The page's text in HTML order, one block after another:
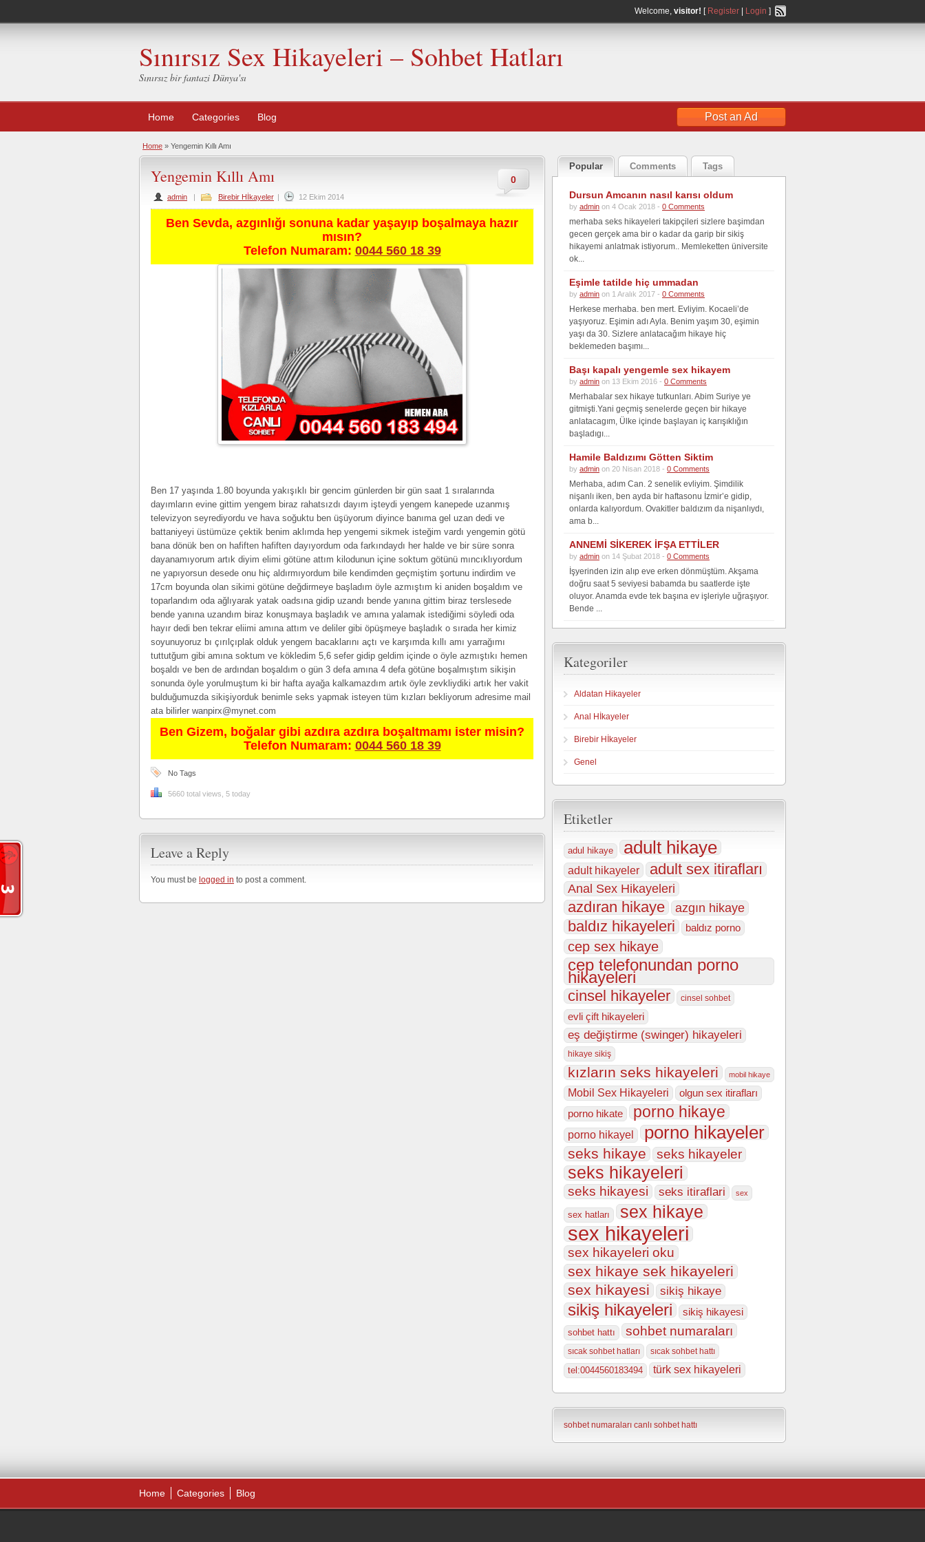
Welcome, visitor! [ Register Login ]
Sınırsız Sex Hikayeleri – Sohbet Hatları
Sınırsız bir fantazi Dünya'sı
Home Categories Blog Post an Ad
Home » Yengemin Kıllı Amı
0
Yengemin Kıllı Amı
admin | Birebir Hİkayeler | 12 Ekim 2014
Ben Sevda, azgınlığı sonuna kadar yaşayıp boşalmaya hazır
mısın?
Telefon Numaram: 0044 560 18 39
Ben 17 yaşında 1.80 boyunda yakışıklı bir gencim günlerden bir gün saat 1 sıralarında
dayımların evine gittim yengem biraz rahatsızdı dayım işteydi yengem kanepede uzanmış
televizyon seyrediyordu ve hava soğuktu ben üşüyorum diyince banıma gel uzan dedi ve
battaniyeyi üstümüze çektik benim aklımda hep yengemi sikmek isteğim vardı yengemin götü
bana dönük ben on hafiften hafiften dayıyordum oda farkındaydı her halde ve bir süre sonra
dayanamıyorum artık diyim elimi götüne attım kilodunun içine soktum götünü mıncıklıyordum
ne yapıyorsun desede onu hiç aldırmıyordum bile kendimden geçmiştim şortunu indirdim ve
17cm boyunda olan sikimi götüne değdirmeye başladım öyle azmıştım ki aniden boşaldım ve
toparlandım oda ağlıyarak yatak oadsına gidip uzandı bende yanına gittim biraz terslesede
bende yanına uzandım biraz konuşmaya başladık ve amına yalamak istediğimi söyledi oda
hayır dedi ben tekrar eliimi amına attım ve deliler gibi öpüşmeye başladık o sırada her kimiz
soyunuyoruz bı çırılçıplak olduk yengem bacaklarını açtı ve karşımda kıllı amı yarrağımı
tuttutğum gibi amına soktum ve kökledim 5,6 sefer gidip geldim içinde o öyle azmıştıkı hemen
boşaldı ve ben de ardından boşaldım o gün 3 defa amına 4 defa götüne boşalmıştım sikişin
sonunda öyle yorulmuştum ki bir hafta ayağa kalkamazdım artık öyle zevkliydiki artık her vakit
bulduğumuzda sikişiyorduk benimle seks yapmak isteyen tüm kızları bekliyorum adresime mail
ata bilirler wanpirx@mynet.com
Ben Gizem, boğalar gibi azdıra azdıra boşaltmamı ister misin?
Telefon Numaram: 0044 560 18 39
No Tags
5660 total views, 5 today
Leave a Reply
You must be logged in to post a comment.
Popular Comments Tags
Dursun Amcanın nasıl karısı oldum
by admin on 4 Ocak 2018 - 0 Comments
merhaba seks hikayeleri takipçileri sizlere başimdan
gecen gerçek ama bir o kadar da garip bir sikiş
hikayemi anlatmak istiyorum.. Memleketten üniversite
ok...
Eşimle tatilde hiç ummadan
by admin on 1 Aralık 2017 - 0 Comments
Herkese merhaba. ben mert. Evliyim. Kocaeli’de
yaşıyoruz. Eşimin adı Ayla. Benim yaşım 30, eşimin
yaşı da 30. Sizlere anlatacağım hikaye hiç
beklemeden başımı...
Başı kapalı yengemle sex hikayem
by admin on 13 Ekim 2016 - 0 Comments
Merhabalar sex hikaye tutkunları. Abim Suriye ye
gitmişti.Yani geçmiş senelerde geçen bir hikaye
anlatacagım, Ülke içinde başlayan iç karışıklığın
başladıgı...
Hamile Baldızımı Götten Siktim
by admin on 20 Nisan 2018 - 0 Comments
Merhaba, adım Can. 2 senelik evliyim. Şimdilik
nişanlı iken, ben ayda bir haftasonu İzmir’e gidip,
onlarda kalıyordum. Ovakitler baldızım da nişanlıydı,
ama b...
ANNEMİ SİKEREK İFŞA ETTİLER
by admin on 14 Şubat 2018 - 0 Comments
İşyerinden izin alıp eve erken dönmüştüm. Akşama
doğru saat 5 seviyesi babamda bu saatlerde işte
oluyor. Anamda evde tek başına ev işleriyle uğraşıyor.
Bende ...
Kategoriler
Aldatan Hikayeler
Anal Hİkayeler
Birebir Hİkayeler
Genel
Etiketler
adul hikaye adult hikaye
adult hikayeler adult sex itirafları
Anal Sex Hikayeleri
azdıran hikaye azgın hikaye
baldız hikayeleri baldız porno
cep sex hikaye
cep telefonundan porno
hikayeleri
cinsel hikayeler cinsel sohbet
evli çift hikayeleri
eş değiştirme (swinger) hikayeleri
hikaye sikiş
kızların seks hikayeleri mobil hikaye
Mobil Sex Hikayeleri
olgun sex itirafları
porno hikate
porno hikaye
porno hikayel porno hikayeler
seks hikaye seks hikayeler
seks hikayeleri
seks hikayesi seks itiraflari sex
sex hatları sex hikaye
sex hikayeleri
sex hikayeleri oku
sex hikaye sek hikayeleri
sex hikayesi
sikiş hikaye
sikiş hikayeleri sikiş hikayesi
sohbet hattı sohbet numaraları
sıcak sohbet hatları sıcak sohbet hattı
tel:0044560183494 türk sex hikayeleri
sohbet numaraları canlı sohbet hattı
Home Categories Blog